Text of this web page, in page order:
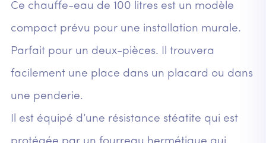
Ce chauffe-eau de 100 litres est un modèle
compact prévu pour une installation murale.
Parfait pour un deux-pièces. Il trouvera
facilement une place dans un placard ou dans
une penderie.
Il est équipé d’une résistance stéatite qui est